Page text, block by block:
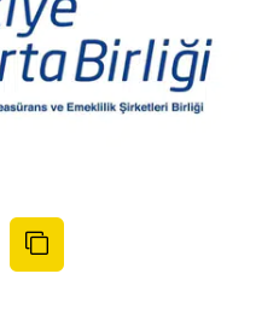
Bolu
Burdur
Bursa
Çankırı
Çorum